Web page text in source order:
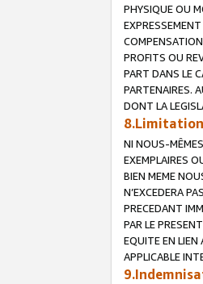
PHYSIQUE OU
PROFITS OU
PART DANS LE
PARTENAIRES.
DONT LA
NI NOUS-
EXEMPLAIRES
BIEN MEME
N’EXCEDERA
PRECEDANT
PAR LE
EQUITE EN LIEN
APPLICABLE